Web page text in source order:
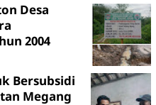
Desa
2004
Bersubsidi
Megang